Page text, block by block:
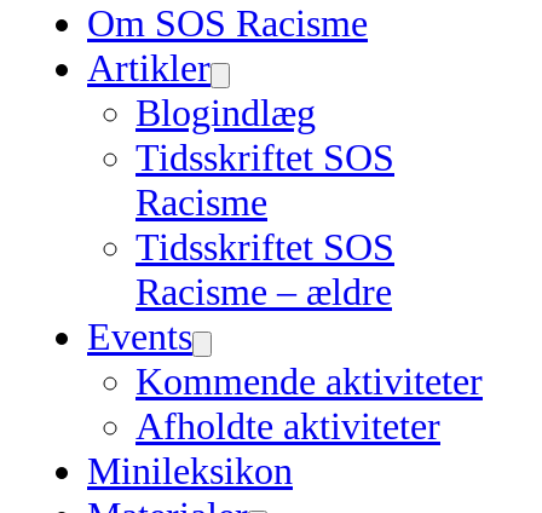
Om SOS Racisme
Artikler
Blogindlæg
Tidsskriftet SOS
Racisme
Tidsskriftet SOS
Racisme – ældre
Events
Kommende aktiviteter
Afholdte aktiviteter
Minileksikon